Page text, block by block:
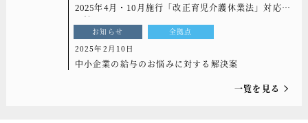
2025年4月・10月施行「改正育児介護休業法」対応は
お済みですか？
お知らせ 全拠点
2025年2月10日
中小企業の給与のお悩みに対する解決案
一覧を見る